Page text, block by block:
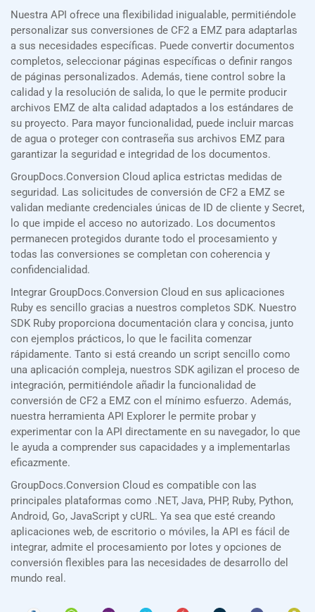
Nuestra API ofrece una flexibilidad inigualable, permitiéndole
personalizar sus conversiones de CF2 a EMZ para adaptarlas
a sus necesidades específicas. Puede convertir documentos
completos, seleccionar páginas específicas o definir rangos
de páginas personalizados. Además, tiene control sobre la
calidad y la resolución de salida, lo que le permite producir
archivos EMZ de alta calidad adaptados a los estándares de
su proyecto. Para mayor funcionalidad, puede incluir marcas
de agua o proteger con contraseña sus archivos EMZ para
garantizar la seguridad e integridad de los documentos.
GroupDocs.Conversion Cloud aplica estrictas medidas de
seguridad. Las solicitudes de conversión de CF2 a EMZ se
validan mediante credenciales únicas de ID de cliente y Secret,
lo que impide el acceso no autorizado. Los documentos
permanecen protegidos durante todo el procesamiento y
todas las conversiones se completan con coherencia y
confidencialidad.
Integrar GroupDocs.Conversion Cloud en sus aplicaciones
Ruby es sencillo gracias a nuestros completos SDK. Nuestro
SDK Ruby proporciona documentación clara y concisa, junto
con ejemplos prácticos, lo que le facilita comenzar
rápidamente. Tanto si está creando un script sencillo como
una aplicación compleja, nuestros SDK agilizan el proceso de
integración, permitiéndole añadir la funcionalidad de
conversión de CF2 a EMZ con el mínimo esfuerzo. Además,
nuestra herramienta API Explorer le permite probar y
experimentar con la API directamente en su navegador, lo que
le ayuda a comprender sus capacidades y a implementarlas
eficazmente.
GroupDocs.Conversion Cloud es compatible con las
principales plataformas como .NET, Java, PHP, Ruby, Python,
Android, Go, JavaScript y cURL. Ya sea que esté creando
aplicaciones web, de escritorio o móviles, la API es fácil de
integrar, admite el procesamiento por lotes y opciones de
conversión flexibles para las necesidades de desarrollo del
mundo real.